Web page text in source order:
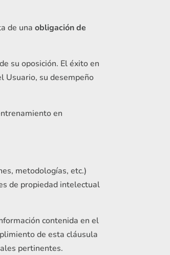
de unaobligación de
su oposición. El éxito en
Usuario, su desempeño
en
metodologías, etc.)
de propiedad intelectual
contenida en el
de esta cláusula
pertinentes.